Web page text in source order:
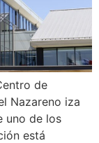
de
Nazareno iza
uno de los
está